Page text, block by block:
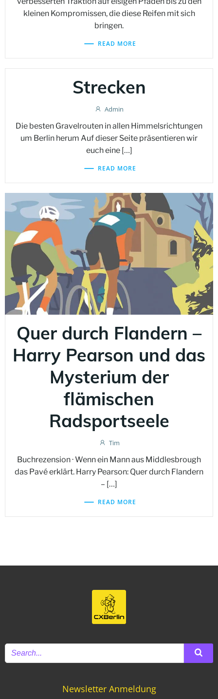
kleinen Kompromissen, die diese Reifen mit sich
bringen.
READ MORE
Strecken
Admin
Die besten Gravelrouten in allen Himmelsrichtungen
um Berlin herum Auf dieser Seite präsentieren wir
euch eine […]
READ MORE
Quer durch Flandern –
Harry Pearson und das
Mysterium der
flämischen
Radsportseele
Tim
Buchrezension · Wenn ein Mann aus Middlesbrough
das Pavé erklärt. Harry Pearson: Quer durch Flandern
– […]
READ MORE
Newsletter Anmeldung